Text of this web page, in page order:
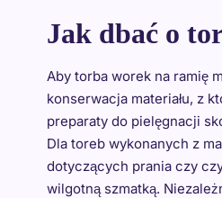
Jak dbać o
Aby torba worek na ramię
konserwacja materiału, z
preparaty do pielęgnacji
Dla toreb wykonanych z
dotyczących prania czy
wilgotną szmatką.